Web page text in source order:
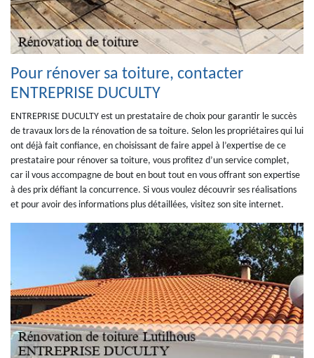
Pour rénover sa toiture, contacter
ENTREPRISE DUCULTY
ENTREPRISE DUCULTY est un prestataire de choix pour garantir le succès
de travaux lors de la rénovation de sa toiture. Selon les propriétaires qui lui
ont déjà fait confiance, en choisissant de faire appel à l’expertise de ce
prestataire pour rénover sa toiture, vous profitez d’un service complet,
car il vous accompagne de bout en bout tout en vous offrant son expertise
à des prix défiant la concurrence. Si vous voulez découvrir ses réalisations
et pour avoir des informations plus détaillées, visitez son site internet.